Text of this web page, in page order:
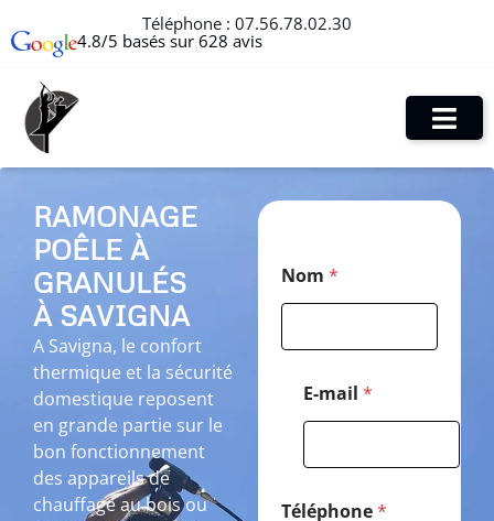
Téléphone : 07.56.78.02.30
4.8/5 basés sur 628 avis
RAMONAGE
POÊLE À
GRANULÉS
À SAVIGNA
A Savigna, le confort
thermique et la sécurité
domestique reposent
en grande partie sur le
bon fonctionnement
des appareils de
chauffage au bois ou
Nom *
E-mail *
Téléphone*